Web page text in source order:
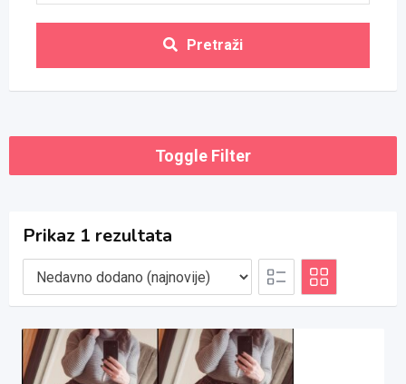
Pretraži
Toggle Filter
Prikaz 1 rezultata